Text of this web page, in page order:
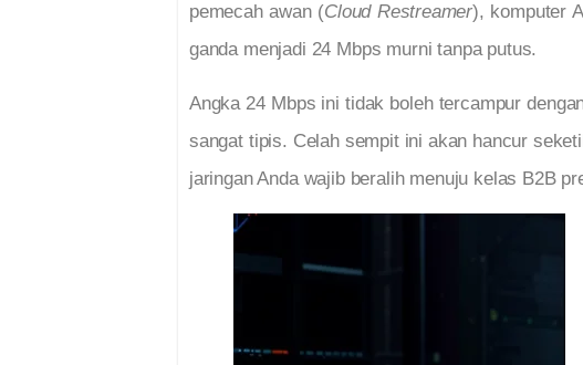
pemecah awan (Cloud Restreamer), komputer
ganda menjadi 24 Mbps murni tanpa putus.
Angka 24 Mbps ini tidak boleh tercampur
sangat tipis. Celah sempit ini akan hancur
jaringan Anda wajib beralih menuju kelas B2B